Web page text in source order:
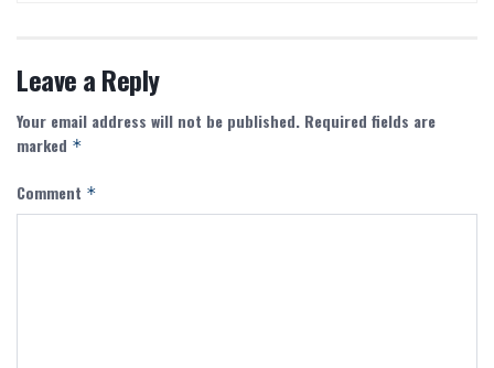
Leave a Reply
Your email address will not be published. Required fields are
marked *
Comment *